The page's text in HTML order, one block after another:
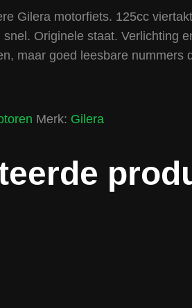
Gilera motorfiets. 125cc
Originele staat. Verlichting
maar goed leesbare nummers
Merk: Gilera